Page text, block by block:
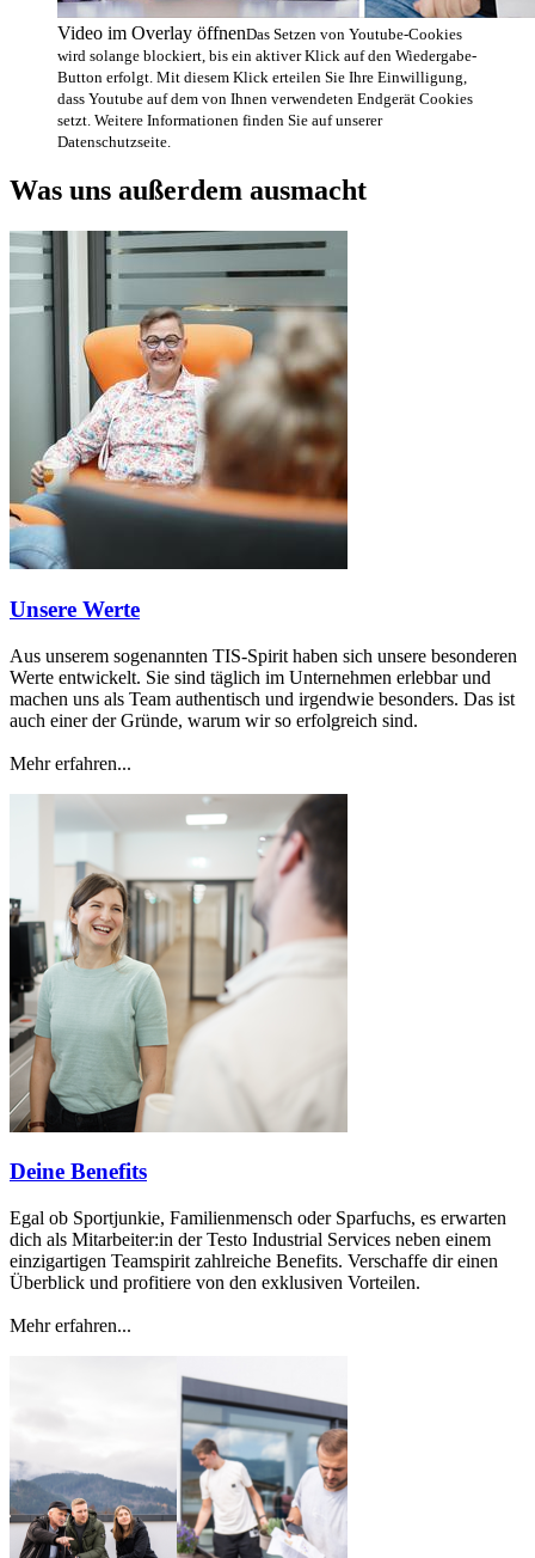
Video im Overlay öffnenDas Setzen von Youtube-Cookies
wird solange blockiert, bis ein aktiver Klick auf den Wiedergabe-
Button erfolgt. Mit diesem Klick erteilen Sie Ihre Einwilligung,
dass Youtube auf dem von Ihnen verwendeten Endgerät Cookies
setzt. Weitere Informationen finden Sie auf unserer
Datenschutzseite.
Was uns außerdem ausmacht
Unsere Werte
Aus unserem sogenannten TIS-Spirit haben sich unsere besonderen
Werte entwickelt. Sie sind täglich im Unternehmen erlebbar und
machen uns als Team authentisch und irgendwie besonders. Das ist
auch einer der Gründe, warum wir so erfolgreich sind.
Mehr erfahren...
Deine Benefits
Egal ob Sportjunkie, Familienmensch oder Sparfuchs, es erwarten
dich als Mitarbeiter:in der Testo Industrial Services neben einem
einzigartigen Teamspirit zahlreiche Benefits. Verschaffe dir einen
Überblick und profitiere von den exklusiven Vorteilen.
Mehr erfahren...